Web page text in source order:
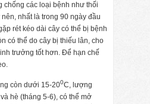
chống các loại bệnh như thối
nhất là trong 90 ngày đầu
rét kéo dài cây có thể bị bệnh
có thể do cây bị thiếu lân, cho
trưởng tốt hơn. Để hạn chế
còn dưới 15-200C, lượng
hè (tháng 5-6), có thể mở